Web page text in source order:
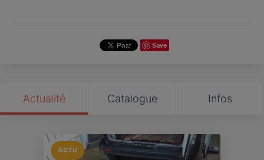
Save
Actualité Catalogue Infos
ACTU